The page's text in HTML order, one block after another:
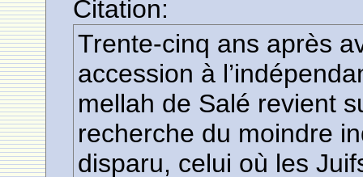
Citation:
Trente-cinq ans après
accession à
mellah de Salé revient
recherche du moindre
disparu, celui où les